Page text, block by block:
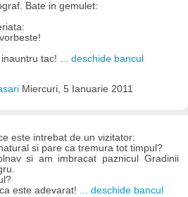
Bate in gemulet:
tac! ... deschide bancul
Miercuri, 5 Ianuarie 2011
este intrebat de un vizitator:
si pare ca tremura tot timpul?
si am imbracat paznicul Gradinii
este adevarat! ... deschide bancul